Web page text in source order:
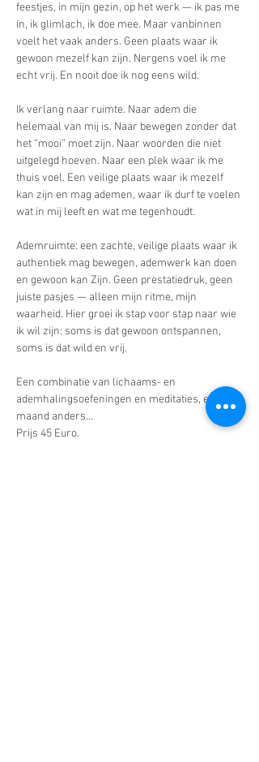
feestjes, in mijn gezin, op het werk — ik pas me
in, ik glimlach, ik doe mee. Maar vanbinnen
voelt het vaak anders. Geen plaats waar ik
gewoon mezelf kan zijn. Nergens voel ik me
echt vrij. En nooit doe ik nog eens wild.
Ik verlang naar ruimte. Naar adem die
helemaal van mij is. Naar bewegen zonder dat
het “mooi” moet zijn. Naar woorden die niet
uitgelegd hoeven. Naar een plek waar ik me
thuis voel. Een veilige plaats waar ik mezelf
kan zijn en mag ademen, waar ik durf te voelen
wat in mij leeft en wat me tegenhoudt.
Ademruimte: een zachte, veilige plaats waar ik
authentiek mag bewegen, ademwerk kan doen
en gewoon kan Zijn. Geen prestatiedruk, geen
juiste pasjes — alleen mijn ritme, mijn
waarheid. Hier groei ik stap voor stap naar wie
ik wil zijn: soms is dat gewoon ontspannen,
soms is dat wild en vrij.
Een combinatie van lichaams- en
ademhalingsoefeningen en meditaties, elke
maand anders...
Prijs 45 Euro.